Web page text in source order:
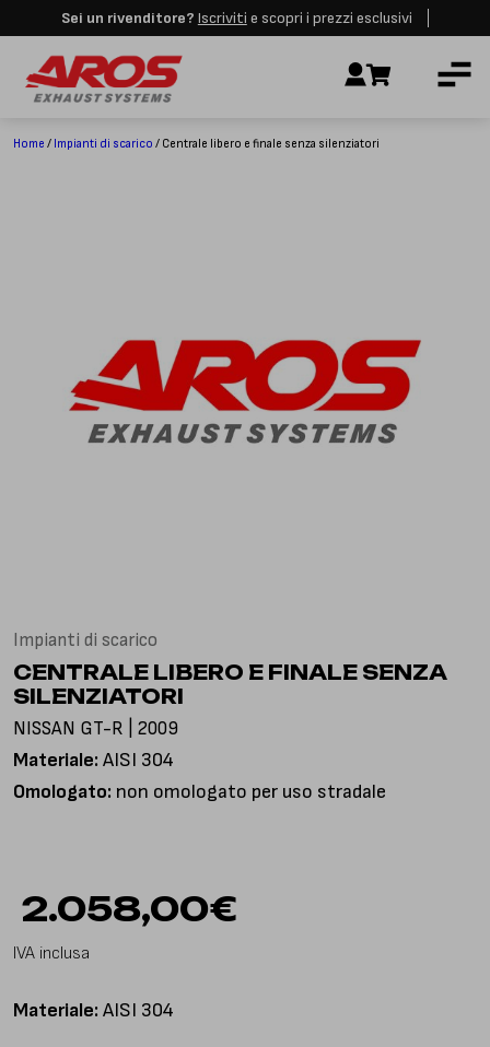
Sei un rivenditore? Iscriviti e scopri i prezzi esclusivi
IMPIANTI DI SCARICO
CUSTOMER SERVICE
+39 348 4420254
Lunedì – Venerdì
8.00 – 18.00
Home / Impianti di scarico / Centrale libero e finale senza silenziatori
Impianti di scarico
CENTRALE LIBERO E FINALE SENZA
SILENZIATORI
NISSAN GT-R | 2009
Materiale: AISI 304
Omologato: non omologato per uso stradale
€
2.058,00
IVA inclusa
Materiale: AISI 304
Aros rimarrà chiusa per le festività dall'8 al 23 Agosto. I nuovi ordini